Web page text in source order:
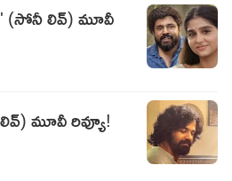
లివ్) మూవీ
మూవీ రివ్యూ!